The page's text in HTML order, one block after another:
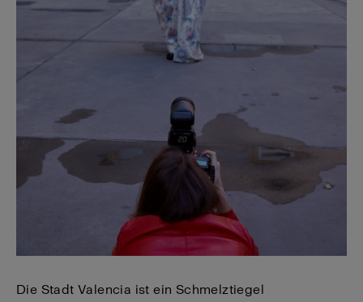
Die Stadt Valencia ist ein Schmelztiegel